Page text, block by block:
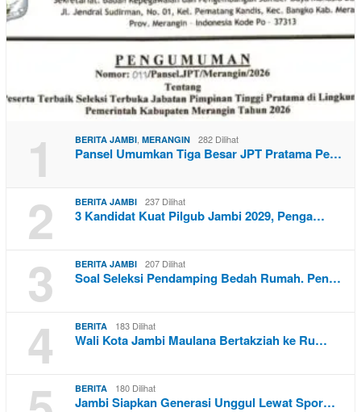
1 BERITA JAMBI, MERANGIN 282 Dilihat
Pansel Umumkan Tiga Besar JPT Pratama Pe…
2 BERITA JAMBI 237 Dilihat
3 Kandidat Kuat Pilgub Jambi 2029, Penga…
3 BERITA JAMBI 207 Dilihat
Soal Seleksi Pendamping Bedah Rumah. Pen…
4 BERITA 183 Dilihat
Wali Kota Jambi Maulana Bertakziah ke Ru…
BERITA 180 Dilihat
Jambi Siapkan Generasi Unggul Lewat Spor…